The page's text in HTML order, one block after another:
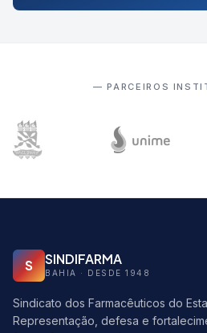
— PARCEIROS
S SINDIFARMA
BAHIA · DESDE 1948
Sindicato dos Farmacêuticos do
Representação, defesa e